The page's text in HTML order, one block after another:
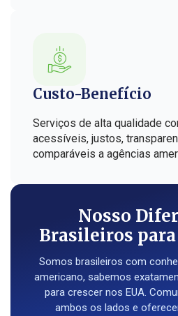
Custo-Benefício
Serviços de alta qualidade
acessíveis, justos,
comparáveis a agências
Nosso
Brasileiros
Somos brasileiros com
americano, sabemos
para crescer nos EUA.
ambos os lados e